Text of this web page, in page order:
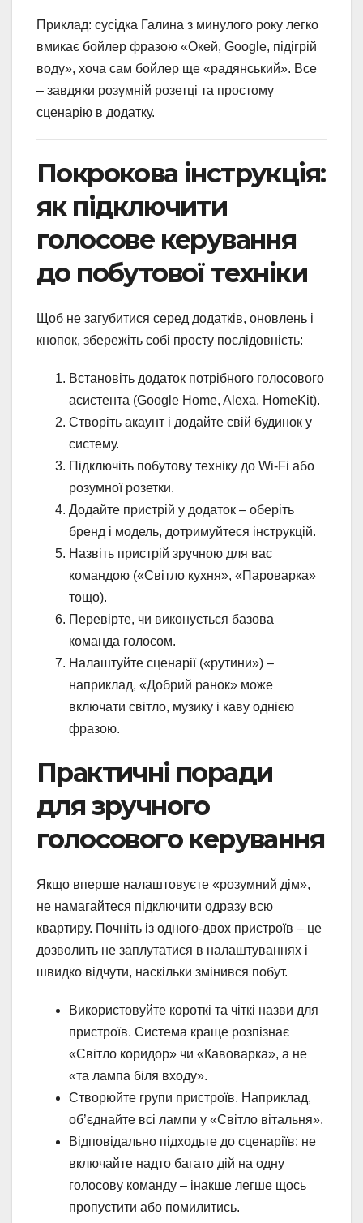
Приклад: сусідка Галина з минулого року легко
вмикає бойлер фразою «Окей, Google, підігрій
воду», хоча сам бойлер ще «радянський». Все
– завдяки розумній розетці та простому
сценарію в додатку.
Покрокова інструкція:
як підключити
голосове керування
до побутової техніки
Щоб не загубитися серед додатків, оновлень і
кнопок, збережіть собі просту послідовність:
Встановіть додаток потрібного голосового
асистента (Google Home, Alexa, HomeKit).
Створіть акаунт і додайте свій будинок у
систему.
Підключіть побутову техніку до Wi-Fi або
розумної розетки.
Додайте пристрій у додаток – оберіть
бренд і модель, дотримуйтеся інструкцій.
Назвіть пристрій зручною для вас
командою («Світло кухня», «Пароварка»
тощо).
Перевірте, чи виконується базова
команда голосом.
Налаштуйте сценарії («рутини») –
наприклад, «Добрий ранок» може
включати світло, музику і каву однією
фразою.
Практичні поради
для зручного
голосового керування
Якщо вперше налаштовуєте «розумний дім»,
не намагайтеся підключити одразу всю
квартиру. Почніть із одного-двох пристроїв – це
дозволить не заплутатися в налаштуваннях і
швидко відчути, наскільки змінився побут.
Використовуйте короткі та чіткі назви для
пристроїв. Система краще розпізнає
«Світло коридор» чи «Кавоварка», а не
«та лампа біля входу».
Створюйте групи пристроїв. Наприклад,
об’єднайте всі лампи у «Світло вітальня».
Відповідально підходьте до сценаріїв: не
включайте надто багато дій на одну
голосову команду – інакше легше щось
пропустити або помилитись.